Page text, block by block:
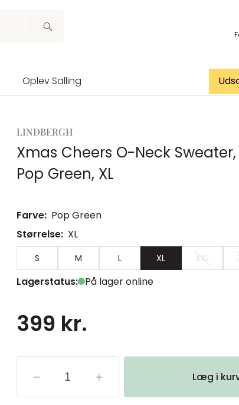
Oplev Salling
LINDBERGH
Xmas Cheers O-Neck Sweater,
Pop Green, XL
Farve: Pop Green
Størrelse: XL
S M L XL XXL
Lagerstatus: På lager online
399 kr.
Læg i